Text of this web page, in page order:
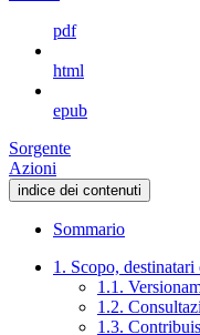
pdf
html
epub
Sorgente
Azioni
indice dei contenuti
Sommario
1. Scopo,
1.1.
1.2.
1.3.